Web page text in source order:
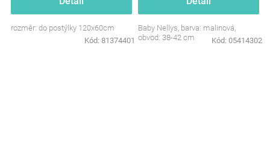
rozměr: do postýlky 120x60cm
Kód: 81374401
Baby Nellys, barva: malinová,
obvod: 38-42 cm
Kód: 05414302